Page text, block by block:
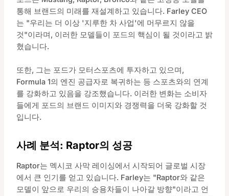
통해 브랜드의 미래를 재설계하고 있습니다. Farley CEO
는 "우리는 더 이상 '지루한 차 사업'에 머무르지 않을
것"이라며, 이러한 모델들이 포드의 핵심이 될 것이라고 밝
혔습니다.
또한, 그는 포드가 모터스포츠에 투자하고 있으며,
Formula 1의 엔진 공급자로 복귀하는 등 스포츠와의 연계
를 강화하고 있음을 강조했습니다. 이러한 변화는 소비자
들에게 포드의 브랜드 이미지와 경쟁력을 더욱 강화할 것
입니다.
사례 분석: Raptor의 성공
Raptor는 멕시코 사막 레이싱에서 시작되어 글로벌 시장
에서 큰 인기를 얻고 있습니다. Farley는 "Raptor와 같은
모델이 앞으로 우리의 승용차들이 나아갈 방향"이라고 언